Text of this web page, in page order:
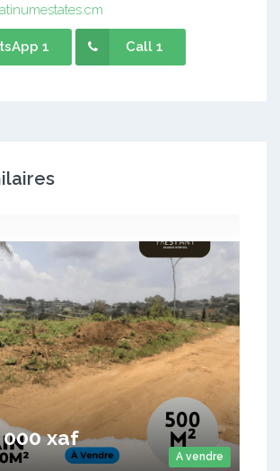
1 Call 1
A vendre
000 xaf